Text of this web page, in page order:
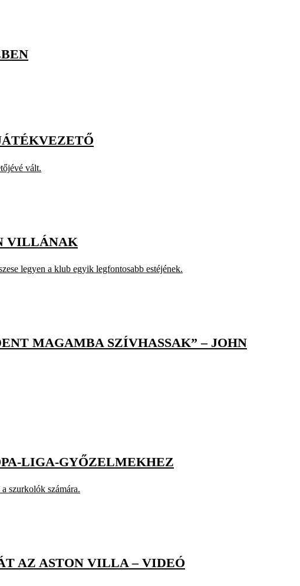
vált.
VILLÁNAK
legyen a klub egyik legfontosabb estéjének.
MAGAMBA SZÍVHASSAK” – JOHN
LIGA-GYŐZELMEKHEZ
szurkolók számára.
AZ ASTON VILLA – VIDEÓ